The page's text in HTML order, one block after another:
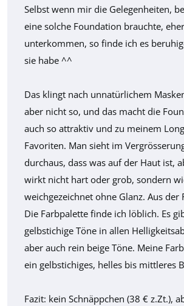
Selbst wenn mir die Gelegenheiten,
eine solche Foundation brauchte,
unterkommen, so finde ich es
sie habe ^^
Das klingt nach unnatürlichem
aber nicht so, und das macht die
auch so attraktiv und zu meinem
Favoriten. Man sieht im
durchaus, dass was auf der Haut ist,
wirkt nicht hart oder grob, sondern
weichgezeichnet ohne Glanz. Aus der
Die Farbpalette finde ich löblich. Es
gelbstichige Töne in allen
aber auch rein beige Töne. Meine
ein gelbstichiges, helles bis mittleres
Fazit: kein Schnäppchen (38 € z.Zt.),